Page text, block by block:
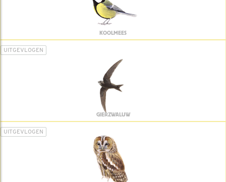
KOOLMEES
UITGEVLOGEN
GIERZWALUW
UITGEVLOGEN